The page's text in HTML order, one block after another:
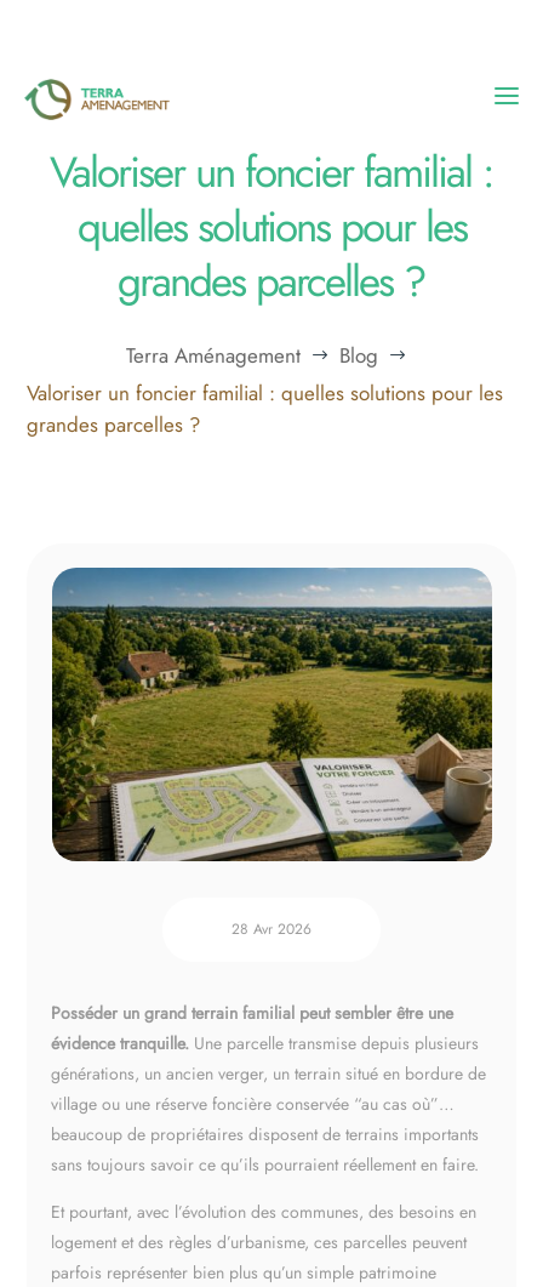
Accueil
Nos réalisations
Blog
Espace client
Valoriser un foncier familial :
quelles solutions pour les
grandes parcelles ?
Terra Aménagement $ Blog $
Valoriser un foncier familial : quelles solutions pour les
grandes parcelles ?
28 Avr 2026
Posséder un grand terrain familial peut sembler être une
évidence tranquille. Une parcelle transmise depuis plusieurs
générations, un ancien verger, un terrain situé en bordure de
village ou une réserve foncière conservée “au cas où”…
beaucoup de propriétaires disposent de terrains importants
sans toujours savoir ce qu’ils pourraient réellement en faire.
Et pourtant, avec l’évolution des communes, des besoins en
logement et des règles d’urbanisme, ces parcelles peuvent
parfois représenter bien plus qu’un simple patrimoine